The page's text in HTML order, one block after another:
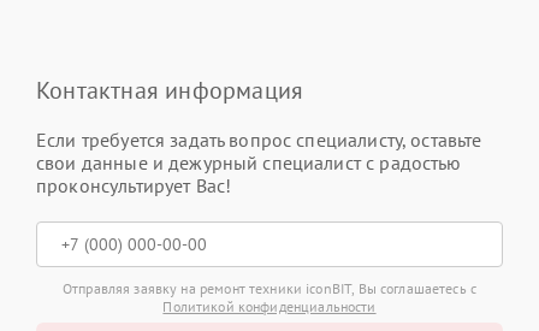
Контактная информация
Если требуется задать вопрос специалисту, оставьте
свои данные и дежурный специалист с радостью
проконсультирует Вас!
Отправляя заявку на ремонт техники iconBIT, Вы соглашаетесь с
Политикой конфиденциальности